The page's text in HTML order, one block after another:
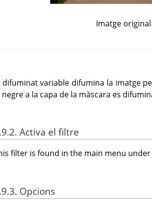
Imatge original
difuminat variable difumina la imatge
negre a la capa de la màscara es
Activa el filtre
filter is found in the main menu under
Opcions